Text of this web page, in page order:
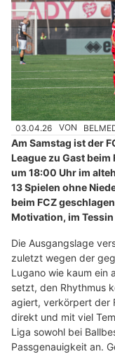
03.04.26 VON
Am Samstag ist der
League zu Gast
um 18:00 Uhr im
13 Spielen ohne
beim FCZ
Motivation, im
Die Ausgangslage
zuletzt wegen der
Lugano wie kaum ein
setzt, den Rhythmus
agiert, verkörpert der
direkt und mit viel
Liga sowohl bei
Passgenauigkeit an.